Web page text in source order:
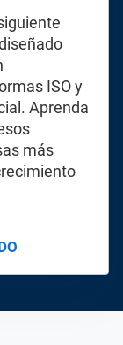
ISO y
Aprenda
más